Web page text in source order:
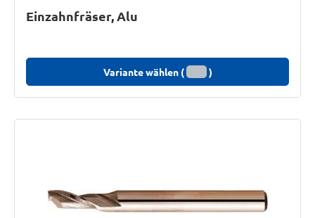
Einzahnfräser, Alu
Variante wählen ( )